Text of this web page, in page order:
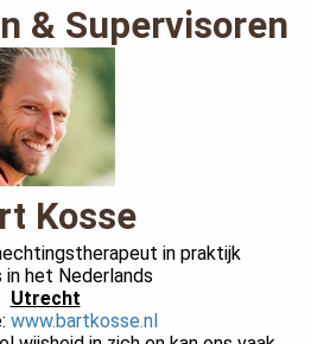
& Supervisoren
Kosse
in praktijk
in het Nederlands
Utrecht
www.bartkosse.nl